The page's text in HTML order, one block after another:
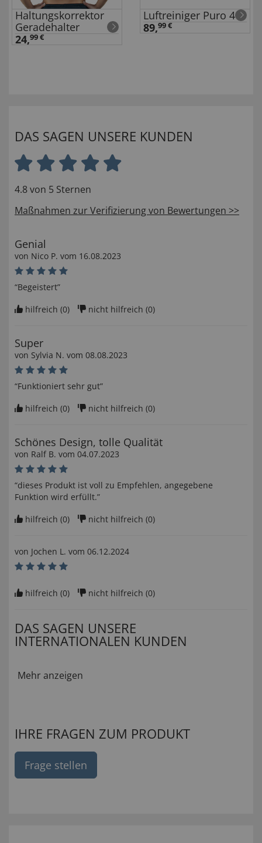
Haltungskorrektor
Geradehalter
24,99 €
Luftreiniger Puro 4
89,99 €
DAS SAGEN UNSERE KUNDEN
4.8 von 5 Sternen
Maßnahmen zur Verifizierung von Bewertungen >>
Genial
von Nico P. vom 16.08.2023
“Begeistert”
hilfreich (0) nicht hilfreich (0)
Super
von Sylvia N. vom 08.08.2023
“Funktioniert sehr gut”
hilfreich (0) nicht hilfreich (0)
Schönes Design, tolle Qualität
von Ralf B. vom 04.07.2023
“dieses Produkt ist voll zu Empfehlen, angegebene
Funktion wird erfüllt.”
hilfreich (0) nicht hilfreich (0)
von Jochen L . vom 06.12.2024
hilfreich (0) nicht hilfreich (0)
DAS SAGEN UNSERE
INTERNATIONALEN KUNDEN
Mehr anzeigen
IHRE FRAGEN ZUM PRODUKT
Frage stellen